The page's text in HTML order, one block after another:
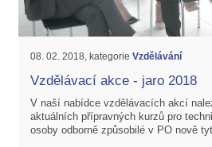
08. 02. 2018, kategorie Vzdělávání
Vzdělávací akce - jaro 2018
V naší nabídce vzdělávacích akcí
aktuálních přípravných kurzů pro
osoby odborně způsobilé v PO nově